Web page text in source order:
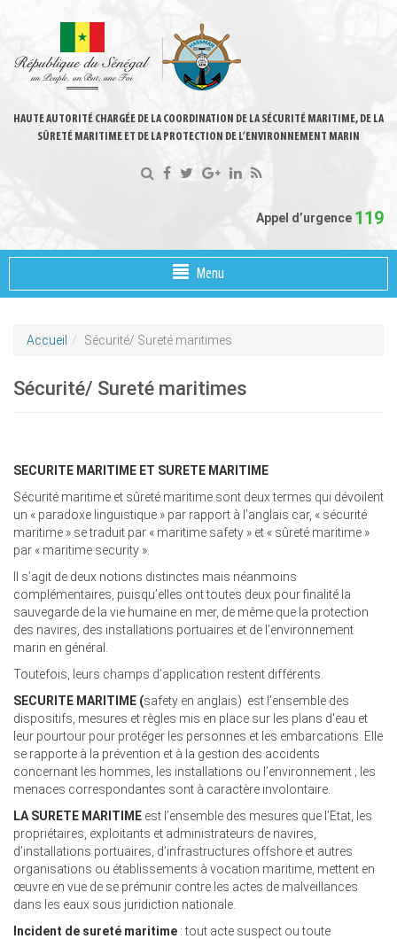
HAUTE AUTORITÉ CHARGÉE DE LA COORDINATION DE LA SÉCURITÉ MARITIME, DE LA
SÛRETÉ MARITIME ET DE LA PROTECTION DE L’ENVIRONNEMENT MARIN
Appel d’urgence 119
Menu
Accueil Sécurité/ Sureté maritimes
Sécurité/ Sureté maritimes
SECURITE MARITIME ET SURETE MARITIME
Sécurité maritime et sûreté maritime sont deux termes qui dévoilent
un « paradoxe linguistique » par rapport à l’anglais car, « sécurité
maritime » se traduit par « maritime safety » et « sûreté maritime »
par « maritime security ».
Il s’agit de deux notions distinctes mais néanmoins
complémentaires, puisqu’elles ont toutes deux pour finalité la
sauvegarde de la vie humaine en mer, de même que la protection
des navires, des installations portuaires et de l’environnement
marin en général.
Toutefois, leurs champs d’application restent différents.
SECURITE MARITIME (safety en anglais) est l’ensemble des
dispositifs, mesures et règles mis en place sur les plans d'eau et
leur pourtour pour protéger les personnes et les embarcations. Elle
se rapporte à la prévention et à la gestion des accidents
concernant les hommes, les installations ou l’environnement ; les
menaces correspondantes sont à caractère involontaire.
LA SURETE MARITIME est l’ensemble des mesures que l’Etat, les
propriétaires, exploitants et administrateurs de navires,
d’installations portuaires, d’infrastructures offshore et autres
organisations ou établissements à vocation maritime, mettent en
œuvre en vue de se prémunir contre les actes de malveillances
dans les eaux sous juridiction nationale.
Incident de sureté maritime : tout acte suspect ou toute